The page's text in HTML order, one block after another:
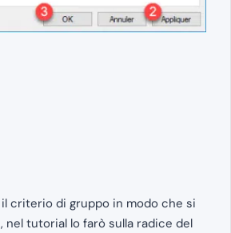
criterio di gruppo in modo che si
nel tutorial lo farò sulla radice del